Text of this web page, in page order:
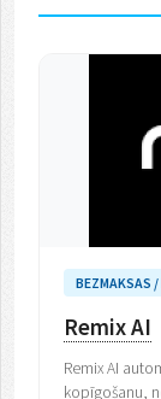
BEZMAKSAS /
Remix AI
Remix AI
kopīgošanu,